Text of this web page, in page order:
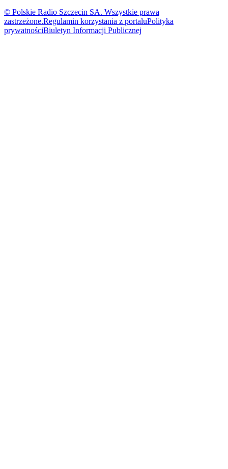
© Polskie Radio Szczecin SA. Wszystkie prawa
zastrzeżone.Regulamin korzystania z portaluPolityka
prywatnościBiuletyn Informacji Publicznej